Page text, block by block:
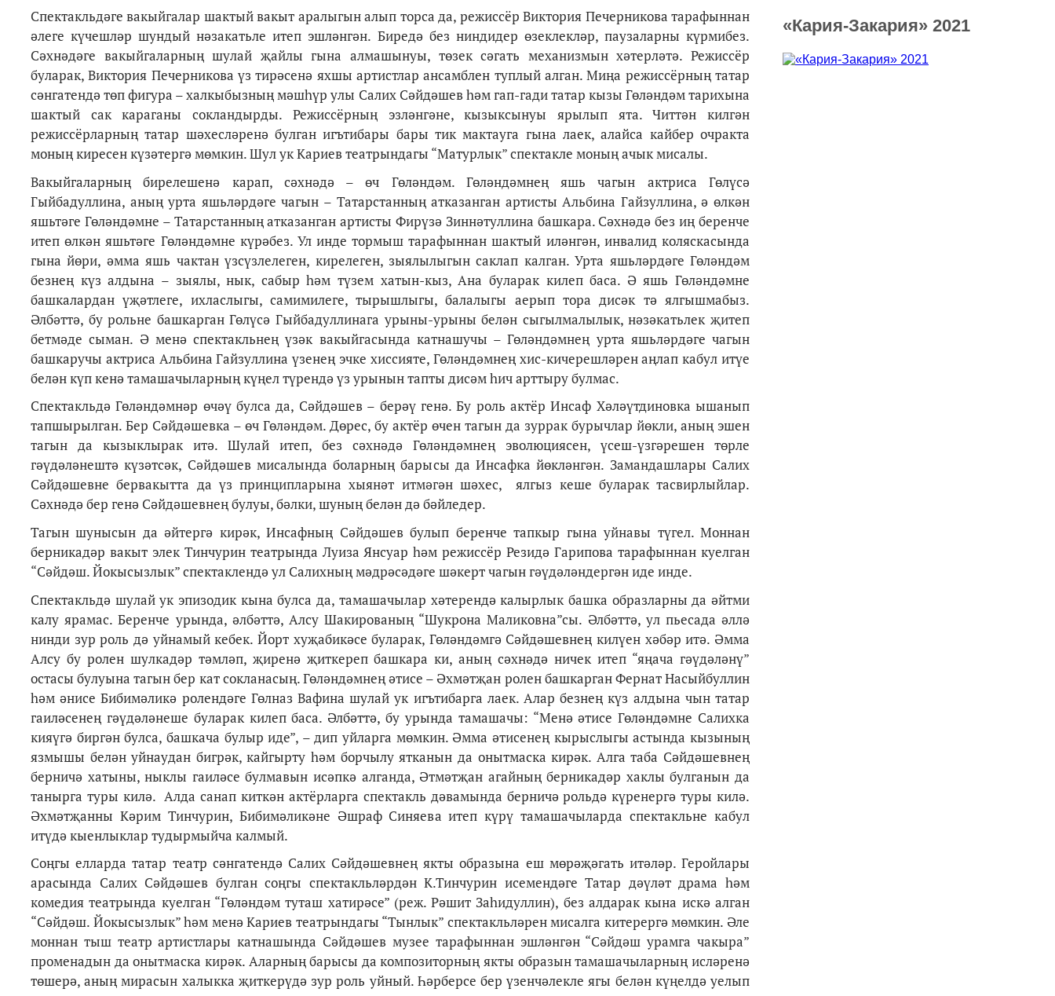
Спектакльдәге вакыйгалар шактый вакыт аралыгын алып торса да, режиссёр Виктория Печерникова тарафыннан
әлеге күчешләр шундый нәзакатьле итеп эшләнгән. Биредә без ниндидер өзеклекләр, паузаларны күрмибез.
Сәхнәдәге вакыйгаларның шулай җайлы гына алмашынуы, төзек сәгать механизмын хәтерләтә. Режиссёр
буларак, Виктория Печерникова үз тирәсенә яхшы артистлар ансамблен туплый алган. Миңа режиссёрның татар
сәнгатендә төп фигура – халкыбызның мәшһүр улы Салих Сәйдәшев һәм гап-гади татар кызы Гөләндәм тарихына
шактый сак караганы сокландырды. Режиссёрның эзләнгәне, кызыксынуы ярылып ята. Читтән килгән
режиссёрларның татар шәхесләренә булган игътибары бары тик мактауга гына лаек, алайса кайбер очракта
моның киресен күзәтергә мөмкин. Шул ук Кариев театрындагы “Матурлык” спектакле моның ачык мисалы.
Вакыйгаларның бирелешенә карап, сәхнәдә – өч Гөләндәм. Гөләндәмнең яшь чагын актриса Гөлүсә
Гыйбадуллина, аның урта яшьләрдәге чагын – Татарстанның атказанган артисты Альбина Гайзуллина, ә өлкән
яшьтәге Гөләндәмне – Татарстанның атказанган артисты Фирүзә Зиннәтуллина башкара. Сәхнәдә без иң беренче
итеп өлкән яшьтәге Гөләндәмне күрәбез. Ул инде тормыш тарафыннан шактый иләнгән, инвалид коляскасында
гына йөри, әмма яшь чактан үзсүзлелеген, кирелеген, зыялылыгын саклап калган. Урта яшьләрдәге Гөләндәм
безнең күз алдына – зыялы, нык, сабыр һәм түзем хатын-кыз, Ана буларак килеп баса. Ә яшь Гөләндәмне
башкалардан үҗәтлеге, ихласлыгы, самимилеге, тырышлыгы, балалыгы аерып тора дисәк тә ялгышмабыз.
Әлбәттә, бу рольне башкарган Гөлүсә Гыйбадуллинага урыны-урыны белән сыгылмалылык, нәзәкатьлек җитеп
бетмәде сыман. Ә менә спектакльнең үзәк вакыйгасында катнашучы – Гөләндәмнең урта яшьләрдәге чагын
башкаручы актриса Альбина Гайзуллина үзенең эчке хиссияте, Гөләндәмнең хис-кичерешләрен аңлап кабул итүе
белән күп кенә тамашачыларның күңел түрендә үз урынын тапты дисәм һич арттыру булмас.
Спектакльдә Гөләндәмнәр өчәү булса да, Сәйдәшев – берәү генә. Бу роль актёр Инсаф Хәләүтдиновка ышанып
тапшырылган. Бер Сәйдәшевка – өч Гөләндәм. Дөрес, бу актёр өчен тагын да зуррак бурычлар йөкли, аның эшен
тагын да кызыклырак итә. Шулай итеп, без сәхнәдә Гөләндәмнең эволюциясен, үсеш-үзгәрешен төрле
гәүдәләнештә күзәтсәк, Сәйдәшев мисалында боларның барысы да Инсафка йөкләнгән. Замандашлары Салих
Сәйдәшевне бервакытта да үз принципларына хыянәт итмәгән шәхес, ялгыз кеше буларак тасвирлыйлар.
Сәхнәдә бер генә Сәйдәшевнең булуы, бәлки, шуның белән дә бәйледер.
Тагын шунысын да әйтергә кирәк, Инсафның Сәйдәшев булып беренче тапкыр гына уйнавы түгел. Моннан
берникадәр вакыт элек Тинчурин театрында Луиза Янсуар һәм режиссёр Резидә Гарипова тарафыннан куелган
“Сәйдәш. Йокысызлык” спектаклендә ул Салихның мәдрәсәдәге шәкерт чагын гәүдәләндергән иде инде.
Спектакльдә шулай ук эпизодик кына булса да, тамашачылар хәтерендә калырлык башка образларны да әйтми
калу ярамас. Беренче урында, әлбәттә, Алсу Шакированың “Шукрона Маликовна”сы. Әлбәттә, ул пьесада әллә
нинди зур роль дә уйнамый кебек. Йорт хуҗабикәсе буларак, Гөләндәмгә Сәйдәшевнең килүен хәбәр итә. Әмма
Алсу бу ролен шулкадәр тәмләп, җиренә җиткереп башкара ки, аның сәхнәдә ничек итеп “яңача гәүдәләнү”
остасы булуына тагын бер кат сокланасың. Гөләндәмнең әтисе – Әхмәтҗан ролен башкарган Фернат Насыйбуллин
һәм әнисе Бибимәликә ролендәге Гөлназ Вафина шулай ук игътибарга лаек. Алар безнең күз алдына чын татар
гаиләсенең гәүдәләнеше буларак килеп баса. Әлбәттә, бу урында тамашачы: “Менә әтисе Гөләндәмне Салихка
кияүгә биргән булса, башкача булыр иде”, – дип уйларга мөмкин. Әмма әтисенең кырыслыгы астында кызының
язмышы белән уйнаудан бигрәк, кайгырту һәм борчылу ятканын да онытмаска кирәк. Алга таба Сәйдәшевнең
берничә хатыны, ныклы гаиләсе булмавын исәпкә алганда, Әтмәтҗан агайның берникадәр хаклы булганын да
танырга туры килә. Алда санап киткән актёрларга спектакль дәвамында берничә рольдә күренергә туры килә.
Әхмәтҗанны Кәрим Тинчурин, Бибимәликәне Әшраф Синяева итеп күрү тамашачыларда спектакльне кабул
итүдә кыенлыклар тудырмыйча калмый.
Соңгы елларда татар театр сәнгатендә Салих Сәйдәшевнең якты образына еш мөрәҗәгать итәләр. Геройлары
арасында Салих Сәйдәшев булган соңгы спектакльләрдән К.Тинчурин исемендәге Татар дәүләт драма һәм
комедия театрында куелган “Гөләндәм туташ хатирәсе” (реж. Рәшит Заһидуллин), без алдарак кына искә алган
“Сәйдәш. Йокысызлык” һәм менә Кариев театрындагы “Тынлык” спектакльләрен мисалга китерергә мөмкин. Әле
моннан тыш театр артистлары катнашында Сәйдәшев музее тарафыннан эшләнгән “Сәйдәш урамга чакыра”
променадын да онытмаска кирәк. Аларның барысы да композиторның якты образын тамашачыларның исләренә
төшерә, аның мирасын халыкка җиткерүдә зур роль уйный. Һәрберсе бер үзенчәлекле ягы белән күңелдә уелып
«Кария-Закария» 2021